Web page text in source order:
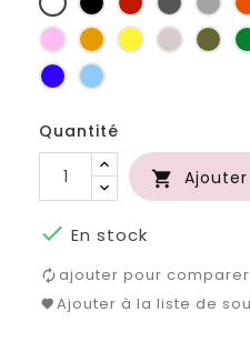
foncé
RoseJaune
d'or
jauneFicelle
Bleu
roi
Bleu
Quantité

 En stock
ajouter pour comparer
Ajouter à la liste de